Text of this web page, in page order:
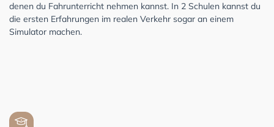
denen du Fahrunterricht nehmen kannst. In 2 Schulen kannst du
die ersten Erfahrungen im realen Verkehr sogar an einem
Simulator machen.